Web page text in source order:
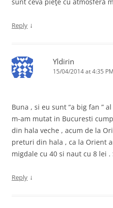
Reply ↓
Yldirin
15/04/2014 at 4:35 PM
Buna , si eu sunt “a big fan ”
m-am mutat in Bucuresti
din hala veche , acum de la
preturi din hala , ca la Orient
migdale cu 40 si naut cu 8 lei
Reply ↓